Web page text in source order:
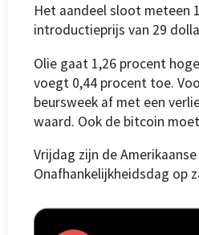
Het aandeel sloot meteen
introductieprijs van 29
Olie gaat 1,26 procent
voegt 0,44 procent toe.
beursweek af met een
waard. Ook de bitcoin
Vrijdag zijn de
Onafhankelijkheidsdag op